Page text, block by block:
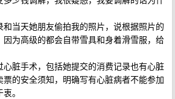
当天她朋友偷拍我的照片，说根据照片的
为高级的都会自带雪具和身着滑雪服，给
脏手术，包括她提交的消费记录也有心脏
的安全须知，明确写有心脏病者不能参加
。